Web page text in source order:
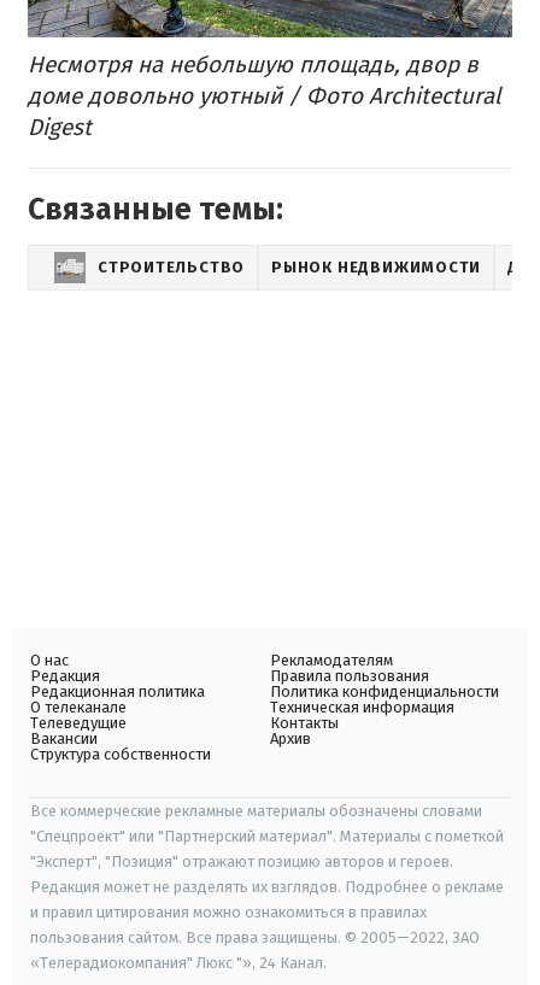
Несмотря на небольшую площадь, двор в
доме довольно уютный / Фото Architectural
Digest
Связанные темы:
СТРОИТЕЛЬСТВО РЫНОК НЕДВИЖИМОСТИ
О нас
Редакция
Редакционная политика
О телеканале
Телеведущие
Вакансии
Структура собственности
Рекламодателям
Правила пользования
Политика конфиденциальности
Техническая информация
Контакты
Архив
Все коммерческие рекламные материалы обозначены словами
"Спецпроект" или "Партнерский материал". Материалы с пометкой
"Эксперт", "Позиция" отражают позицию авторов и героев.
Редакция может не разделять их взглядов. Подробнее о рекламе
и правил цитирования можно ознакомиться в правилах
пользования сайтом. Все права защищены. © 2005—2022, ЗАО
«Телерадиокомпания" Люкс "», 24 Канал.